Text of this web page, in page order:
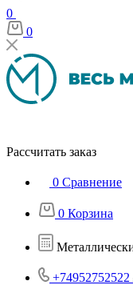
0
0
Рассчитать заказ
0 Сравнение
0 Корзина
+74952752522